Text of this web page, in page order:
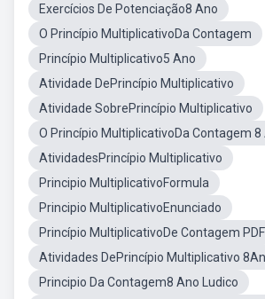
Exercícios De Potenciação8 Ano
O Princípio MultiplicativoDa Contagem
Princípio Multiplicativo5 Ano
Atividade DePrincípio Multiplicativo
Atividade SobrePrincípio Multiplicativo
O Princípio MultiplicativoDa Contagem 8
AtividadesPrincípio Multiplicativo
Principio MultiplicativoFormula
Principio MultiplicativoEnunciado
Princípio MultiplicativoDe Contagem PDF
Atividades DePrincípio Multiplicativo
Principio Da Contagem8 Ano Ludico